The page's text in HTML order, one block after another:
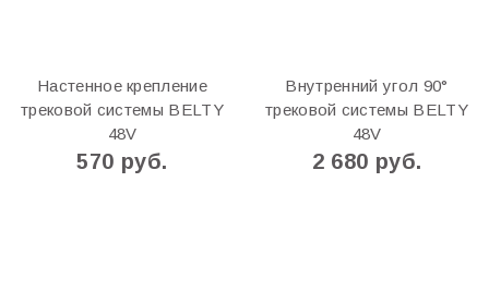
Настенное крепление
трековой системы BELTY
48V
570 руб.
Внутренний угол 90°
трековой системы BELTY
48V
2 680 руб.